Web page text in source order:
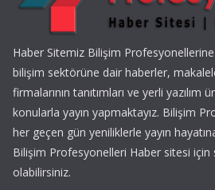
Haber Sitemiz Bilişim
bilişim sektörüne dair haberler,
firmalarının tanıtımları ve yerli yazılım
konularla yayın yapmaktayız. Bilişim
her geçen gün yeniliklerle yayın
Bilişim Profesyonelleri Haber sitesi için
olabilirsiniz.